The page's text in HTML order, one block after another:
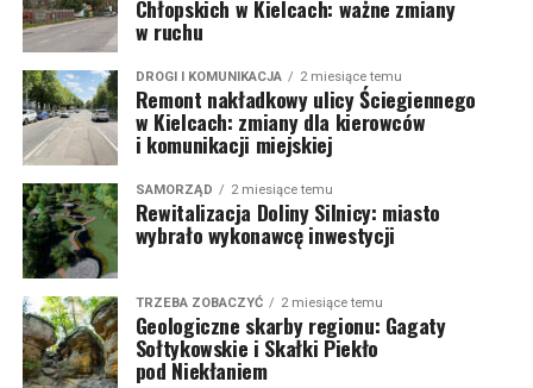
Chłopskich w Kielcach: ważne zmiany
w ruchu
DROGI I KOMUNIKACJA 2 miesiące temu
Remont nakładkowy ulicy Ściegiennego
w Kielcach: zmiany dla kierowców
i komunikacji miejskiej
SAMORZĄD 2 miesiące temu
Rewitalizacja Doliny Silnicy: miasto
wybrało wykonawcę inwestycji
TRZEBA ZOBACZYĆ 2 miesiące temu
Geologiczne skarby regionu: Gagaty
Sołtykowskie i Skałki Piekło
pod Niekłaniem